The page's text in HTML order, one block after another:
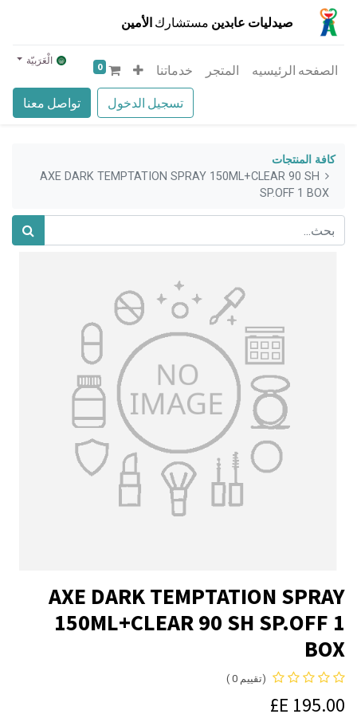
صيدليات عابدين مستشارك الأمين
تسجيل الدخول تواصل معنا
الصفحه الرئيسيه المتجر خدماتنا 0 الْعَرَبيّة
كافة المنتجات
AXE DARK TEMPTATION SPRAY 150ML+CLEAR 90 SH
SP.OFF 1 BOX
AXE DARK TEMPTATION SPRAY
150ML+CLEAR 90 SH SP.OFF 1
BOX
(تقييم 0 )
195.00